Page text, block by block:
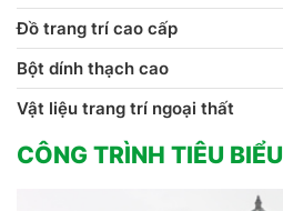
Đồ trang trí cao cấp
Bột dính thạch cao
Vật liệu trang trí ngoại thất
CÔNG TRÌNH TIÊU BIỂU